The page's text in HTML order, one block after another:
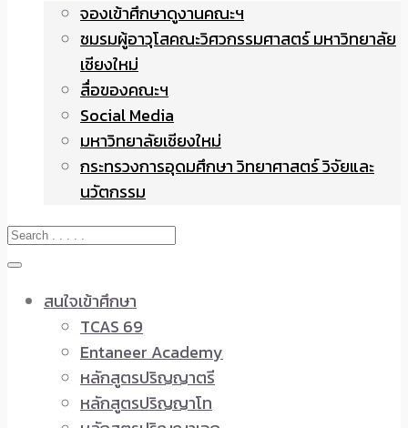
จองเข้าศึกษาดูงานคณะฯ
ชมรมผู้อาวุโสคณะวิศวกรรมศาสตร์ มหาวิทยาลัย
เชียงใหม่
สื่อของคณะฯ
Social Media
มหาวิทยาลัยเชียงใหม่
กระทรวงการอุดมศึกษา วิทยาศาสตร์ วิจัยและ
นวัตกรรม
สนใจเข้าศึกษา
TCAS 69
Entaneer Academy
หลักสูตรปริญญาตรี
หลักสูตรปริญญาโท